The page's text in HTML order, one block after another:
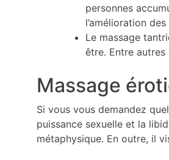
personnes
l’amélioration
Le massage
être. Entre
Massage
Si vous vous demandez
puissance sexuelle et la
métaphysique. En outre, il